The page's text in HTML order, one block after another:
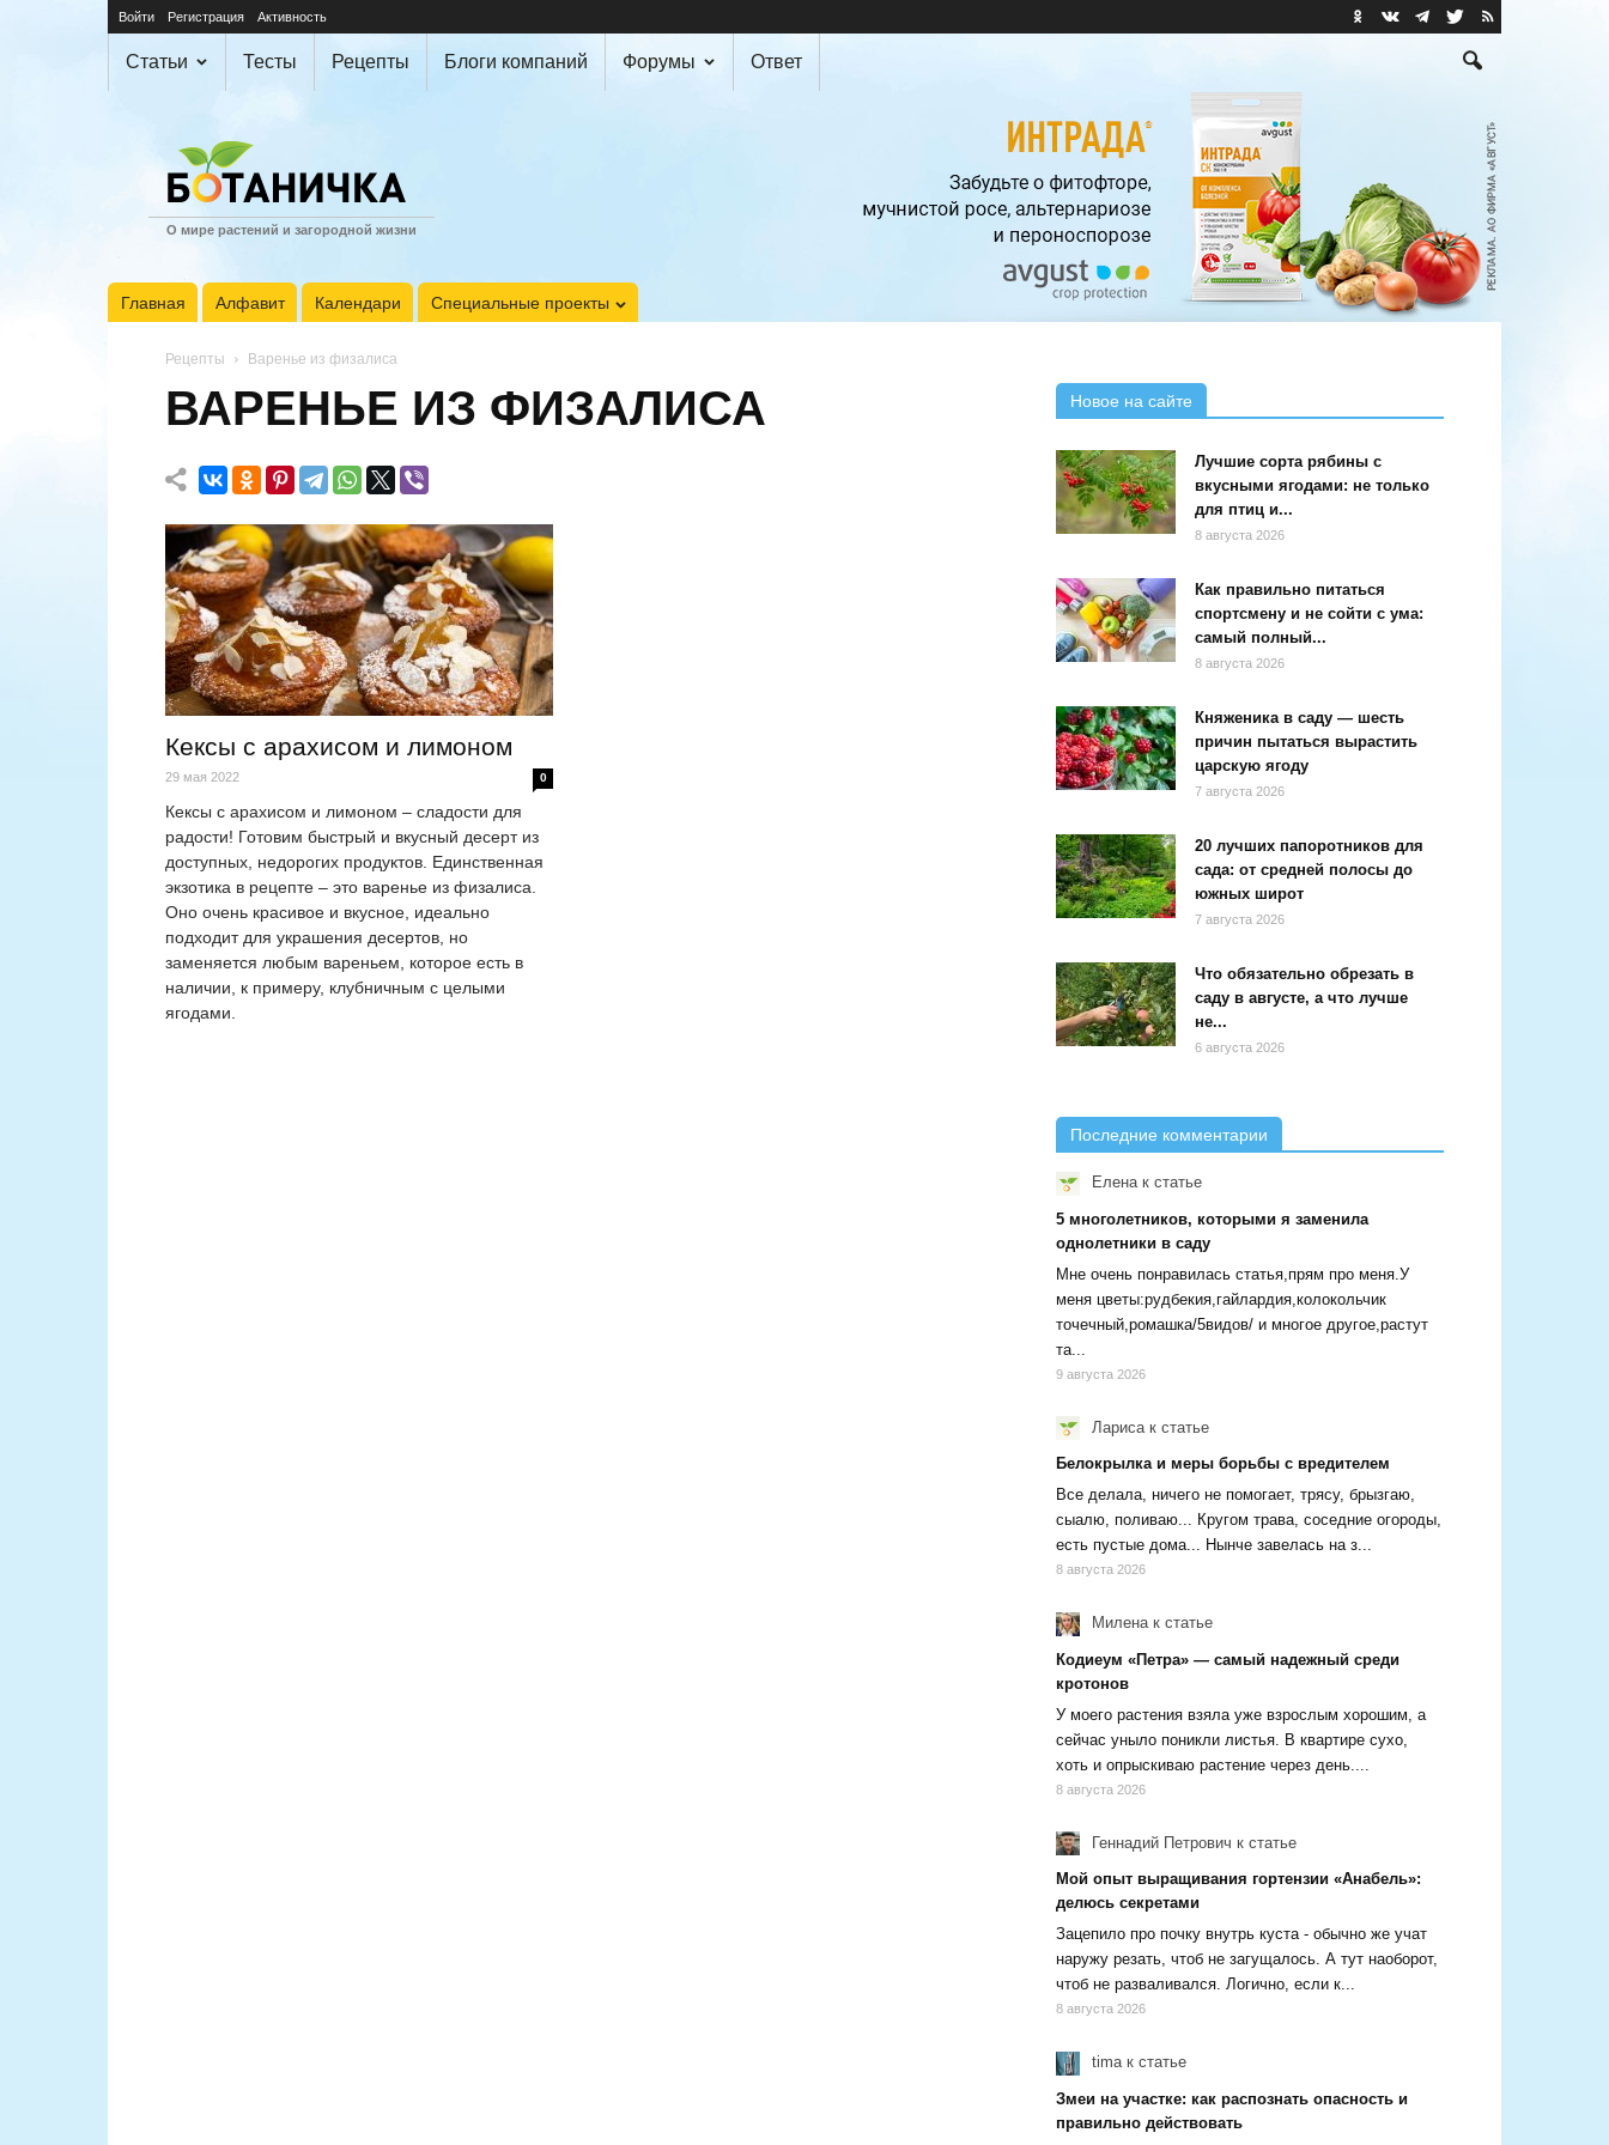
Войти Регистрация Активность
Статьи Тесты Рецепты Блоги компаний Форумы Ответ
О мире растений и загородной жизни
Главная Алфавит Календари Специальные проекты
Рецепты Варенье из физалиса
ВАРЕНЬЕ ИЗ ФИЗАЛИСА
Кексы с арахисом и лимоном
29 мая 2022 0
Кексы с арахисом и лимоном – сладости для
радости! Готовим быстрый и вкусный десерт из
доступных, недорогих продуктов. Единственная
экзотика в рецепте – это варенье из физалиса.
Оно очень красивое и вкусное, идеально
подходит для украшения десертов, но
заменяется любым вареньем, которое есть в
наличии, к примеру, клубничным с целыми
ягодами.
Новое на сайте
Лучшие сорта рябины с
вкусными ягодами: не только
для птиц и...
8 августа 2026
Как правильно питаться
спортсмену и не сойти с ума:
самый полный...
8 августа 2026
Княженика в саду — шесть
причин пытаться вырастить
царскую ягоду
7 августа 2026
20 лучших папоротников для
сада: от средней полосы до
южных широт
7 августа 2026
Что обязательно обрезать в
саду в августе, а что лучше
не...
6 августа 2026
Последние комментарии
Еленак статье
5 многолетников, которыми я заменила
однолетники в саду
Мне очень понравилась статья,прям про меня.У
меня цветы:рудбекия,гайлардия,колокольчик
точечный,ромашка/5видов/ и многое другое,растут
та...
9 августа 2026
Лариса к статье
Белокрылка и меры борьбы с вредителем
Все делала, ничего не помогает, трясу, брызгаю,
сыалю, поливаю... Кругом трава, соседние огороды,
есть пустые дома... Нынче завелась на з...
8 августа 2026
Миленак статье
Кодиеум «Петра» — самый надежный среди
кротонов
У моего растения взяла уже взрослым хорошим, а
сейчас уныло поникли листья. В квартире сухо,
хоть и опрыскиваю растение через день....
8 августа 2026
Геннадий Петрович к статье
Мой опыт выращивания гортензии «Анабель»:
делюсь секретами
Зацепило про почку внутрь куста - обычно же учат
наружу резать, чтоб не загущалось. А тут наоборот,
чтоб не разваливался. Логично, если к...
8 августа 2026
timaк статье
Змеи на участке: как распознать опасность и
правильно действовать